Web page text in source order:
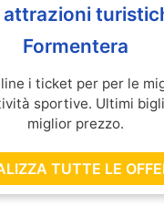
attrazioni
Formentera
i ticket per per le
sportive. Ultimi
miglior prezzo.
TUTTE LE